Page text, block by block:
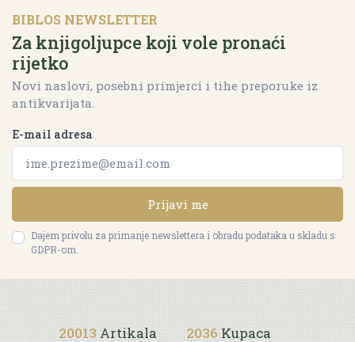
BIBLOS NEWSLETTER
Za knjigoljupce koji vole pronaći
rijetko
Novi naslovi, posebni primjerci i tihe preporuke iz
antikvarijata.
E-mail adresa
Prijavi me
Dajem privolu za primanje newslettera i obradu podataka u skladu s
GDPR-om.
20013 Artikala 2036 Kupaca